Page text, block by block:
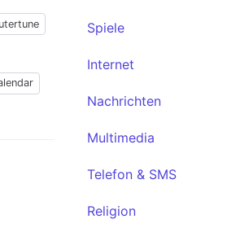
Spiele
Internet
Nachrichten
Multimedia
Telefon & SMS
Religion